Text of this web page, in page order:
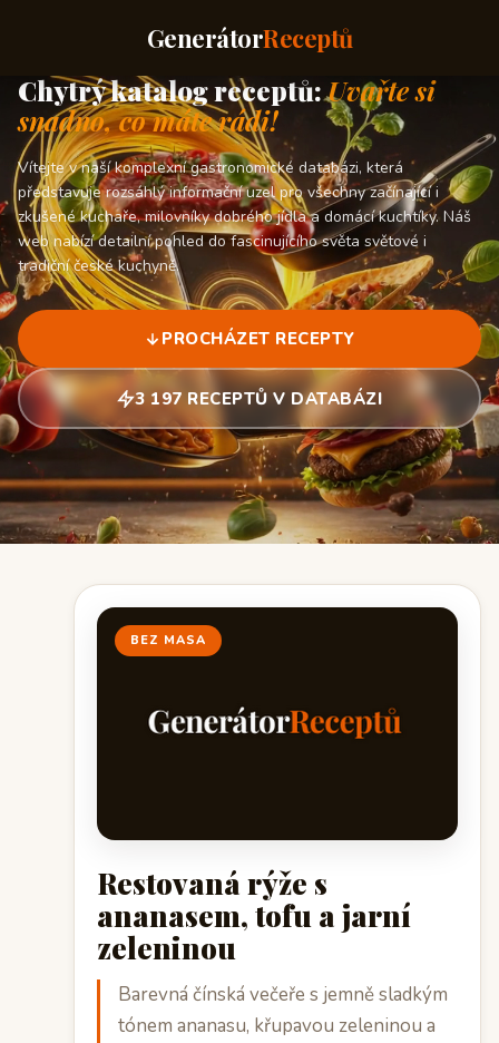
GenerátorReceptů
Chytrý katalog receptů:Uvařte si
snadno, co máte rádi!
Vítejte v naší komplexní gastronomické databázi, která
představuje rozsáhlý informační uzel pro všechny začínající i
zkušené kuchaře, milovníky dobrého jídla a domácí kuchtíky. Náš
web nabízí detailní pohled do fascinujícího světa světové i
tradiční české kuchyně.
PROCHÁZET RECEPTY
3 197 RECEPTŮ V DATABÁZI
BEZ MASA
Restovaná rýže s
ananasem, tofu a jarní
zeleninou
Barevná čínská večeře s jemně sladkým
tónem ananasu, křupavou zeleninou a